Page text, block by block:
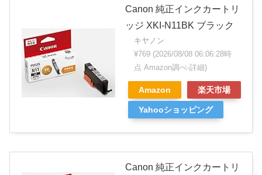
Canon 純正インクカートリ
ッジ XKI-N11BK ブラック
キヤノン
¥769 (2026/08/08 06:06:28時
点 Amazon調べ-詳細)
Amazon 楽天市場
Yahooショッピング
Canon 純正インクカートリ